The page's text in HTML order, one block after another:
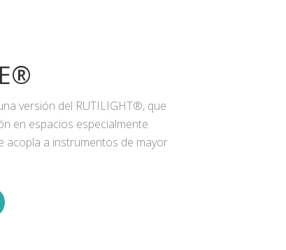
versión del RUTILIGHT®, que
en espacios especialmente
acopla a instrumentos de mayor